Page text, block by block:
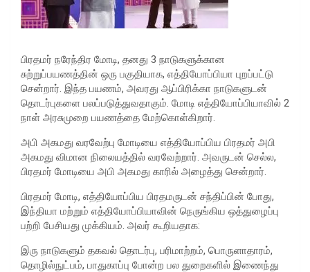
பிரதமர் நரேந்திர மோடி, தனது 3 நாடுகளுக்கான
சுற்றுப்பயணத்தின் ஒரு பகுதியாக, எத்தியோப்பியா புறப்பட்டு
சென்றார். இந்த பயணம், அவரது ஆப்பிரிக்கா நாடுகளுடன்
தொடர்புகளை பலப்படுத்துவதாகும். மோடி எத்தியோப்பியாவில் 2
நாள் அரசுமுறை பயணத்தை மேற்கொள்கிறார்.
அபி அகமது வரவேற்பு மோடியை எத்தியோப்பிய பிரதமர் அபி
அகமது விமான நிலையத்தில் வரவேற்றார். அவருடன் செல்ல,
பிரதமர் மோடியை அபி அகமது காரில் அழைத்து சென்றார்.
பிரதமர் மோடி, எத்தியோப்பிய பிரதமருடன் சந்திப்பின் போது,
இந்தியா மற்றும் எத்தியோப்பியாவின் நெருங்கிய ஒத்துழைப்பு
பற்றி பேசியது முக்கியம். அவர் கூறியதாக:
இரு நாடுகளும் தகவல் தொடர்பு, பரிமாற்றம், பொருளாதாரம்,
தொழில்நுட்பம், பாதுகாப்பு போன்ற பல துறைகளில் இணைந்து